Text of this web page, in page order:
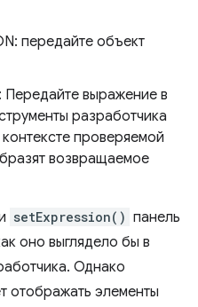
передайте объект
выражение в
разработчика
проверяемой
возвращаемое
setExpression() панель
оно выглядело бы в
Однако
отображать элементы